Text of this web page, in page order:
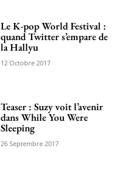
Le K-pop World Festival :
quand Twitter s’empare de
la Hallyu
12 Octobre 2017
Teaser : Suzy voit l’avenir
dans While You Were
Sleeping
26 Septembre 2017